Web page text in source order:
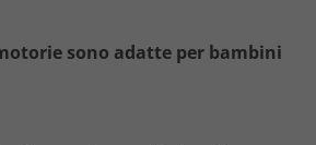
sono adatte per bambini